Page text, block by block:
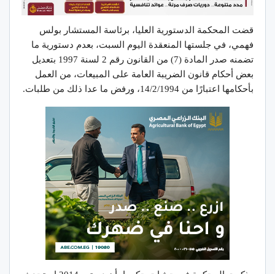
قضت المحكمة الدستورية العليا، برئاسة المستشار بولس
فهمي، في جلستها المنعقدة اليوم السبت، بعدم دستورية ما
تضمنه صدر المادة (7) من القانون رقم 2 لسنة 1997 بتعديل
بعض أحكام قانون الضريبة العامة على المبيعات، من العمل
بأحكامها اعتبارًا من 14/2/1994، ورفض ما عدا ذلك من طلبات.